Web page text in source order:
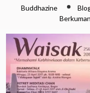
Buddhazine